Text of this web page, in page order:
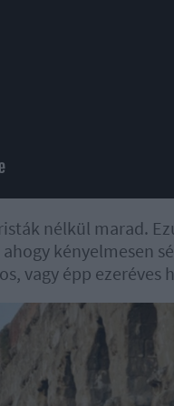
nélkül marad.
kényelmesen
vagy épp ezeréves